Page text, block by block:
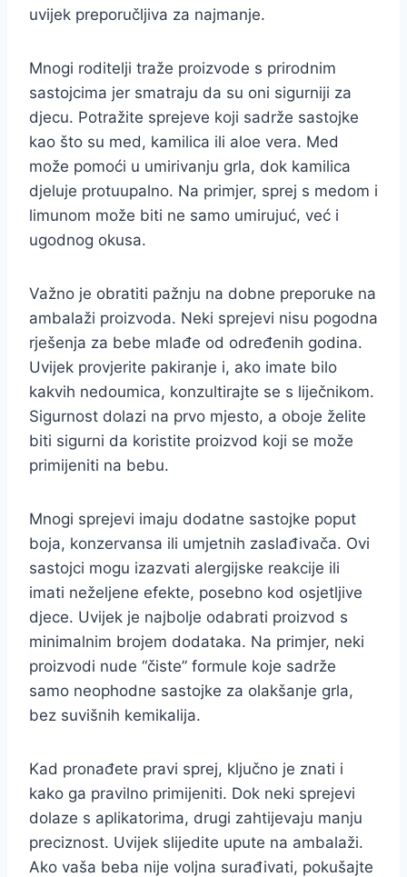
uvijek preporučljiva za najmanje.
Mnogi roditelji traže proizvode s prirodnim
sastojcima jer smatraju da su oni sigurniji za
djecu. Potražite sprejeve koji sadrže sastojke
kao što su med, kamilica ili aloe vera. Med
može pomoći u umirivanju grla, dok kamilica
djeluje protuupalno. Na primjer, sprej s medom i
limunom može biti ne samo umirujuć, već i
ugodnog okusa.
Važno je obratiti pažnju na dobne preporuke na
ambalaži proizvoda. Neki sprejevi nisu pogodna
rješenja za bebe mlađe od određenih godina.
Uvijek provjerite pakiranje i, ako imate bilo
kakvih nedoumica, konzultirajte se s liječnikom.
Sigurnost dolazi na prvo mjesto, a oboje želite
biti sigurni da koristite proizvod koji se može
primijeniti na bebu.
Mnogi sprejevi imaju dodatne sastojke poput
boja, konzervansa ili umjetnih zaslađivača. Ovi
sastojci mogu izazvati alergijske reakcije ili
imati neželjene efekte, posebno kod osjetljive
djece. Uvijek je najbolje odabrati proizvod s
minimalnim brojem dodataka. Na primjer, neki
proizvodi nude “čiste” formule koje sadrže
samo neophodne sastojke za olakšanje grla,
bez suvišnih kemikalija.
Kad pronađete pravi sprej, ključno je znati i
kako ga pravilno primijeniti. Dok neki sprejevi
dolaze s aplikatorima, drugi zahtijevaju manju
preciznost. Uvijek slijedite upute na ambalaži.
Ako vaša beba nije voljna surađivati, pokušajte